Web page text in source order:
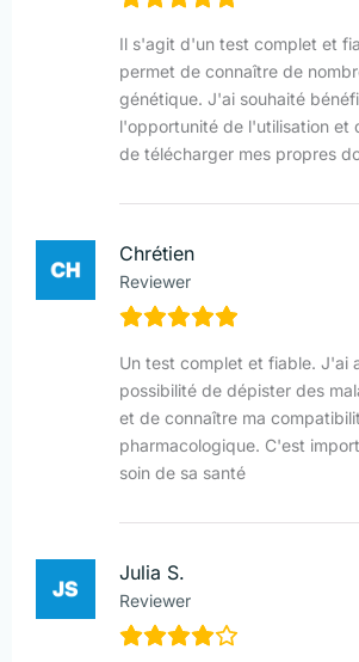
Il s'agit d'un test complet et
permet de connaître de
génétique. J'ai souhaité
l'opportunité de l'utilisation et
de télécharger mes propres
Chrétien
Reviewer
Un test complet et fiable. J'ai
possibilité de dépister des
et de connaître ma
pharmacologique. C'est
soin de sa santé
Julia S.
Reviewer